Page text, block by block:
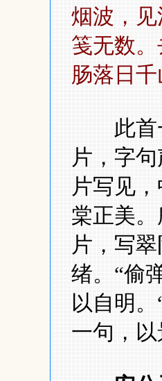
烟波，
笺无数
肠落日
此首一
片，字
片写见
棠正美
片，写
绪。 “偷
以自明。
一句，